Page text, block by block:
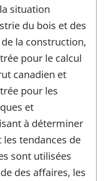
situation
du bois et des
la construction,
pour le calcul
canadien et
pour les
et
à déterminer
tendances de
sont utilisées
des affaires, les